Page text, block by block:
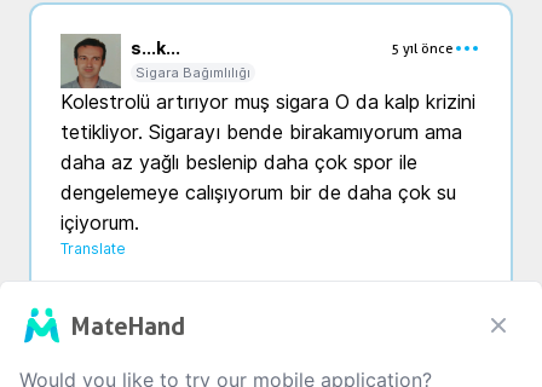
s...k...
5 yıl önce
Sigara Bağımlılığı
Kolestrolü artırıyor muş sigara O da kalp krizini
tetikliyor. Sigarayı bende birakamıyorum ama
daha az yağlı beslenip daha çok spor ile
dengelemeye calışıyorum bir de daha çok su
içiyorum.
Translate
MateHand
Would you like to try our mobile application?